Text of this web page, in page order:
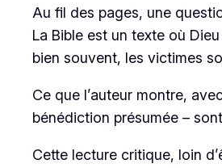
Au fil des pages, une
La Bible est un texte où
bien souvent, les victimes
Ce que l’auteur montre,
bénédiction présumée –
Cette lecture critique, loin